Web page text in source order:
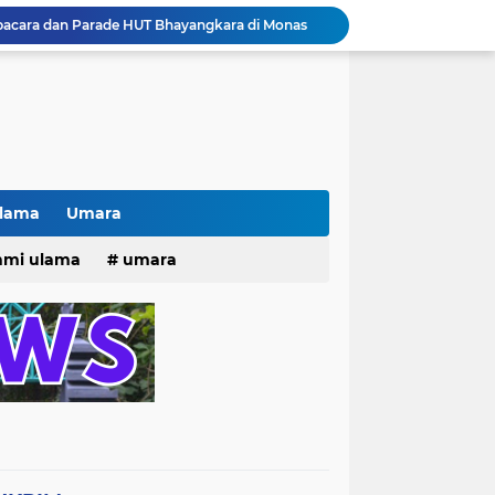
dan Parade HUT Bhayangkara di Monas
Jalin Silaturahmi dan Kekompakan, Laskar News Ngopi Bareng Di Warkop RRK Surabaya .
Beri Santunan Korban Gempa***
Kasatpol PP Surabaya Pecat Oknum Investasi dan Arisan Bodong Ratusan Juta
TERKINI)NEWS.YANG KE 1
Umara
dan Maknanya
ulama umara
2025